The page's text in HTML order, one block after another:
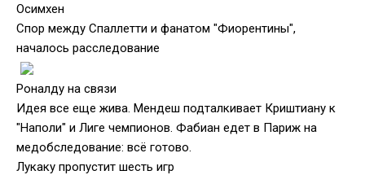
Осимхен
Спор между Спаллетти и фанатом "Фиорентины",
началось расследование
Роналду на связи
Идея все еще жива. Мендеш подталкивает Криштиану к
"Наполи" и Лиге чемпионов. Фабиан едет в Париж на
медобследование: всё готово.
Лукаку пропустит шесть игр